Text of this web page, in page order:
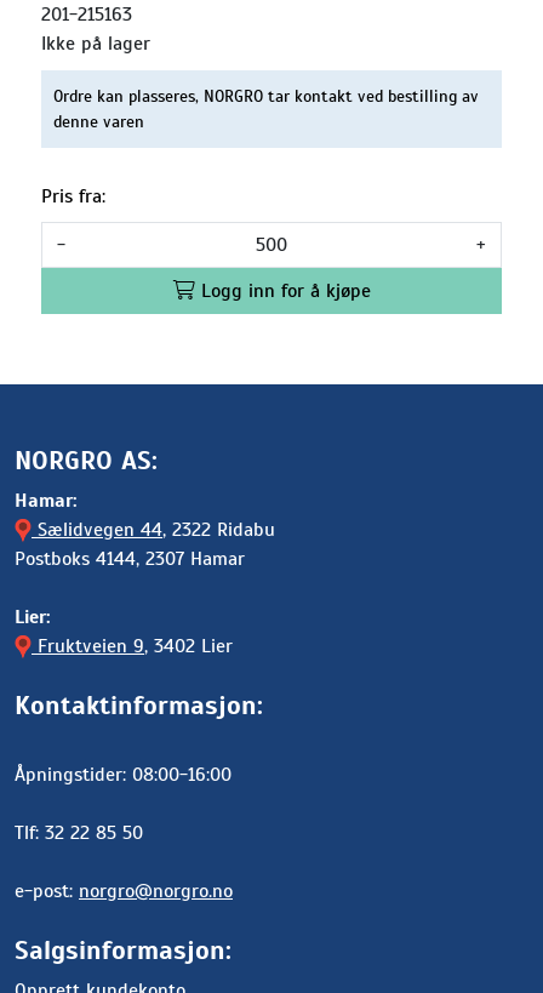
201-215163
Ikke på lager
Ordre kan plasseres, NORGRO tar kontakt ved bestilling av
denne varen
Pris fra:
-
+
Logg inn for å kjøpe
NORGRO AS:
Hamar:
Sælidvegen 44, 2322 Ridabu
Postboks 4144, 2307 Hamar
Lier:
Fruktveien 9, 3402 Lier
Kontaktinformasjon:
Åpningstider: 08:00-16:00
Tlf: 32 22 85 50
e-post: norgro@norgro.no
Salgsinformasjon: